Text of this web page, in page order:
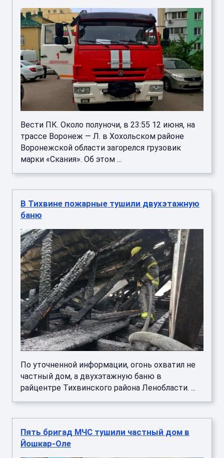
Вести ПК. Около полуночи, в 23:55 12 июня, на
трассе Воронеж — Л. в Хохольском районе
Воронежской области загорелся грузовик
марки «Скания». Об этом ...
В Тихвине пожарные тушили двухэтажную
баню
По уточненной информации, огонь охватил не
частный дом, а двухэтажную баню в
райцентре Тихвинского района Ленобласти. ...
Пять бригад МЧС тушили частный дом в
Йошкар-Оле